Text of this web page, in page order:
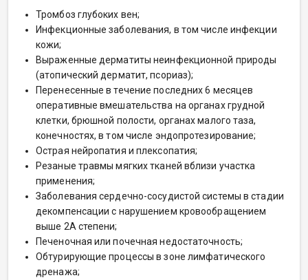
Тромбоз глубоких вен;
Инфекционные заболевания, в том числе инфекции
кожи;
Выраженные дерматиты неинфекционной природы
(атопический дерматит, псориаз);
Перенесенные в течение последних 6 месяцев
оперативные вмешательства на органах грудной
клетки, брюшной полости, органах малого таза,
конечностях, в том числе эндопротезирование;
Острая нейропатия и плексопатия;
Резаные травмы мягких тканей вблизи участка
применения;
Заболевания сердечно-сосудистой системы в стадии
декомпенсации с нарушением кровообращением
выше 2А степени;
Печеночная или почечная недостаточность;
Обтурирующие процессы в зоне лимфатического
дренажа;